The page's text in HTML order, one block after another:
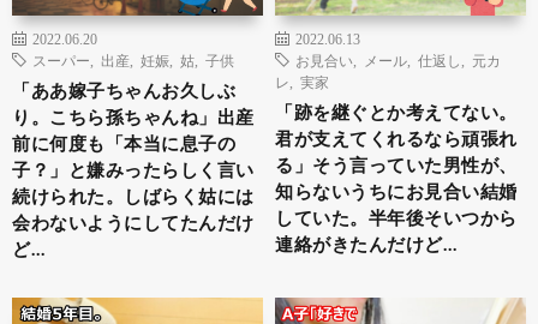
2022.06.20
スーパー
出産 妊娠 姑 子供
「ああ嫁子ちゃんお久しぶ
り。こちら孫ちゃんね」出産
前に何度も「本当に息子の
子？」と嫌みったらしく言い
続けられた。しばらく姑には
会わないようにしてたんだけ
ど…
2022.06.13
お見合い
メール 仕返し
元カ
レ
実家
「跡を継ぐとか考えてない。
君が支えてくれるなら頑張れ
る」そう言っていた男性が、
知らないうちにお見合い結婚
していた。半年後そいつから
連絡がきたんだけど…